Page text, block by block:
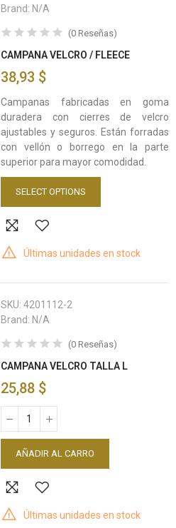
Brand: N/A
(0 Reseñas)
CAMPANA VELCRO / FLEECE
38,93 $
Campanas fabricadas en goma
duradera con cierres de velcro
ajustables y seguros. Están forradas
con vellón o borrego en la parte
superior para mayor comodidad.
SELECT OPTIONS
Últimas unidades en stock
SKU:4201112-2
Brand: N/A
(0 Reseñas)
CAMPANA VELCRO TALLA L
25,88 $
AÑADIR AL CARRO
Últimas unidades en stock